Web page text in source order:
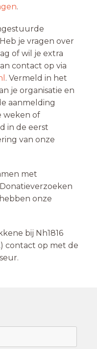
.
je vragen over
of wil je extra
contact op via
. Vermeld in het
je organisatie en
aanmelding
weken of
in de eerst
van onze
met
onze
bij Nh1816
contact op met de